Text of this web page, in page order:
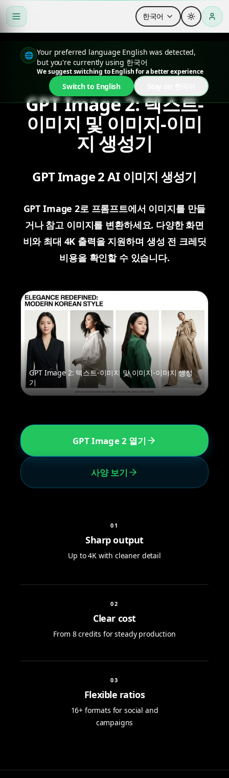
한국어
🌐 Your preferred language English was detected,
but you're currently using 한국어
We suggest switching to English for a better experience
Switch to English
GPT Image 2: 텍스트-
이미지 및 이미지-이미
지 생성기
GPT Image 2 AI 이미지 생성기
GPT Image 2로 프롬프트에서 이미지를 만들
거나 참고 이미지를 변환하세요. 다양한 화면
비와 최대 4K 출력을 지원하며 생성 전 크레딧
비용을 확인할 수 있습니다.
GPT Image 2: 텍스트-이미지 및 이미지-이미지 생성
기
GPT Image 2 열기
사양 보기
01
Sharp output
Up to 4K with cleaner detail
02
Clear cost
From 8 credits for steady production
03
Flexible ratios
16+ formats for social and
campaigns